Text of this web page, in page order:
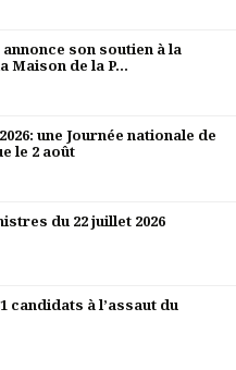
son soutien à la
Maison de la P...
une Journée nationale de
le 2 août
du 22 juillet 2026
candidats à l’assaut du